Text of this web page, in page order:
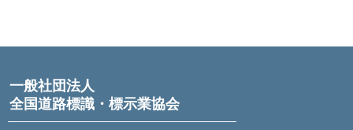
一般社団法人
全国道路標識・標示業協会